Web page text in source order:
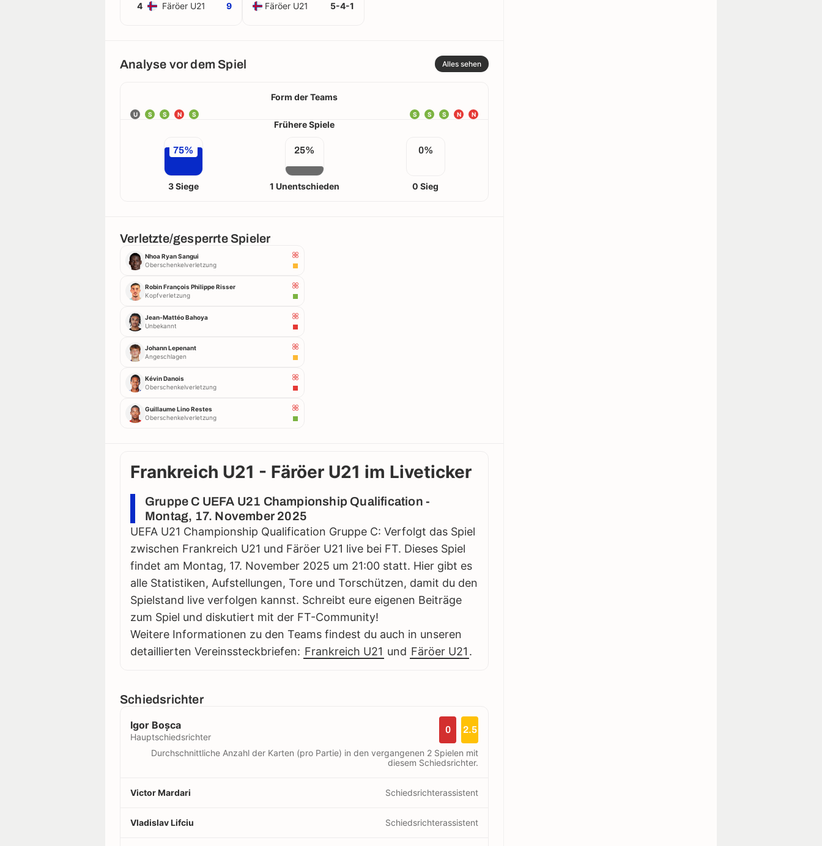
4
Färöer U21 9
Färöer U21
5-4-1
Analyse vor dem Spiel Alles sehen
Form der Teams
U S S N S N
N
S
S
S
Frühere Spiele
75%
3 Siege
25%
1 Unentschieden
0%
0 Sieg
Verletzte/gesperrte Spieler
Nhoa Ryan Sangui
Oberschenkelverletzung
Robin François Philippe Risser
Kopfverletzung
Jean-Mattéo Bahoya
Unbekannt
Johann Lepenant
Angeschlagen
Kévin Danois
Oberschenkelverletzung
Guillaume Lino Restes
Oberschenkelverletzung
Frankreich U21 - Färöer U21 im Liveticker
Gruppe C UEFA U21 Championship Qualification -
Montag, 17. November 2025
UEFA U21 Championship Qualification Gruppe C: Verfolgt das Spiel
zwischen Frankreich U21 und Färöer U21 live bei FT. Dieses Spiel
findet am Montag, 17. November 2025 um 21:00 statt. Hier gibt es
alle Statistiken, Aufstellungen, Tore und Torschützen, damit du den
Spielstand live verfolgen kannst. Schreibt eure eigenen Beiträge
zum Spiel und diskutiert mit der FT-Community!
Weitere Informationen zu den Teams findest du auch in unseren
detaillierten Vereinssteckbriefen: Frankreich U21 und Färöer U21 .
Schiedsrichter
Igor Boșca
Hauptschiedsrichter
0 2.5
Durchschnittliche Anzahl der Karten (pro Partie) in den vergangenen 2 Spielen mit
diesem Schiedsrichter.
Victor Mardari Schiedsrichterassistent
Vladislav Lifciu Schiedsrichterassistent